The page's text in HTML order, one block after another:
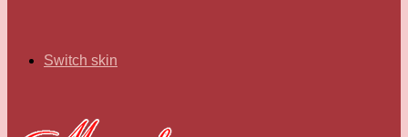
Switch skin